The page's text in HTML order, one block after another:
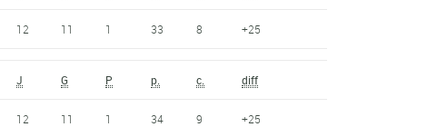
12 11 1 33 8 +25
J G P p. c. diff
12 11 1 34 9 +25